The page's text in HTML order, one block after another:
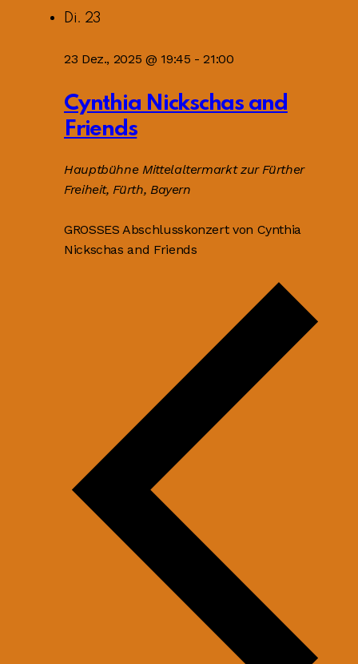
Di. 23
23 Dez., 2025 @ 19:45 -21:00
Cynthia Nickschas and
Friends
Hauptbühne Mittelaltermarkt zur Fürther
Freiheit, Fürth, Bayern
GROSSES Abschlusskonzert von Cynthia
Nickschas and Friends